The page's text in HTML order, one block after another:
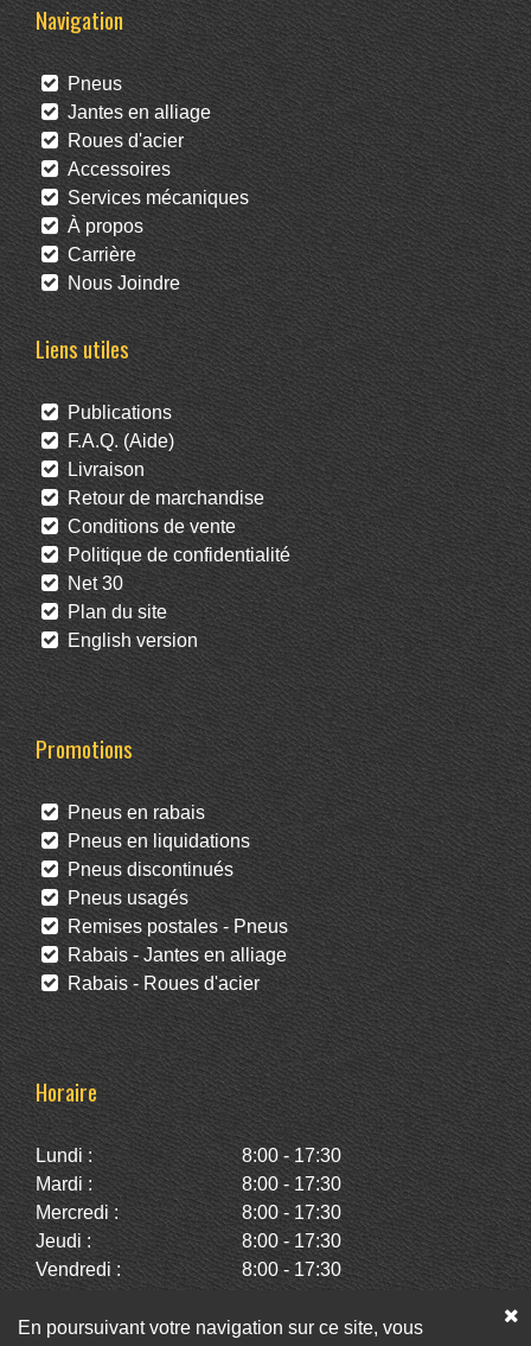
Navigation
Pneus
Jantes en alliage
Roues d'acier
Accessoires
Services mécaniques
À propos
Carrière
Nous Joindre
Liens utiles
Publications
F.A.Q. (Aide)
Livraison
Retour de marchandise
Conditions de vente
Politique de confidentialité
Net 30
Plan du site
English version
Promotions
Pneus en rabais
Pneus en liquidations
Pneus discontinués
Pneus usagés
Remises postales - Pneus
Rabais - Jantes en alliage
Rabais - Roues d'acier
Horaire
Lundi :
8:00 - 17:30
Mardi :
8:00 - 17:30
Mercredi :
8:00 - 17:30
Jeudi :
8:00 - 17:30
Vendredi :
8:00 - 17:30
Dimanche :
Fermé
En poursuivant votre navigation sur ce site, vous